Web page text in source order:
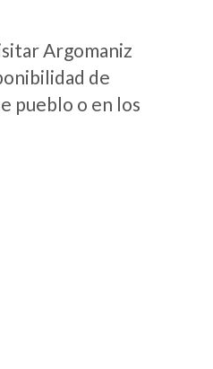
Argomaniz
de
pueblo o en los